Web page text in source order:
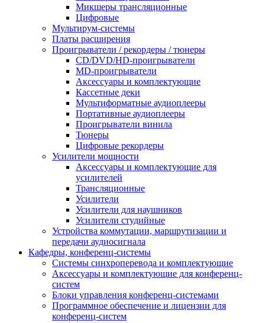
Микшеры трансляционные
Цифровые
Мультирум-системы
Платы расширения
Проигрыватели / рекордеры / тюнеры
CD/DVD/HD-проигрыватели
MD-проигрыватели
Аксессуары и комплектующие
Кассетные деки
Мультиформатные аудиоплееры
Портативные аудиоплееры
Проигрыватели винила
Тюнеры
Цифровые рекордеры
Усилители мощности
Аксессуары и комплектующие для
усилителей
Трансляционные
Усилители
Усилители для наушников
Усилители студийные
Устройства коммутации, маршрутизации и
передачи аудиосигнала
Кафедры, конференц-системы
Cистемы синхроперевода и комплектующие
Аксессуары и комплектующие для конференц-
систем
Блоки управления конференц-системами
Программное обеспечение и лицензии для
конференц-систем